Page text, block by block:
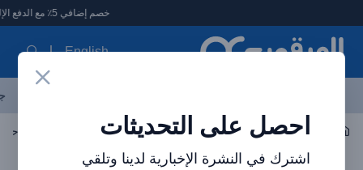
العرقوب - متجر الإلكترونيات في الإمارات
خصم إضافي 5٪ مع الدفع الإلكتروني
English
احصل على التحديثات
اشترك في النشرة الإخبارية لدينا وتلقي
اكسسوارات السيارات شواحن السيارات